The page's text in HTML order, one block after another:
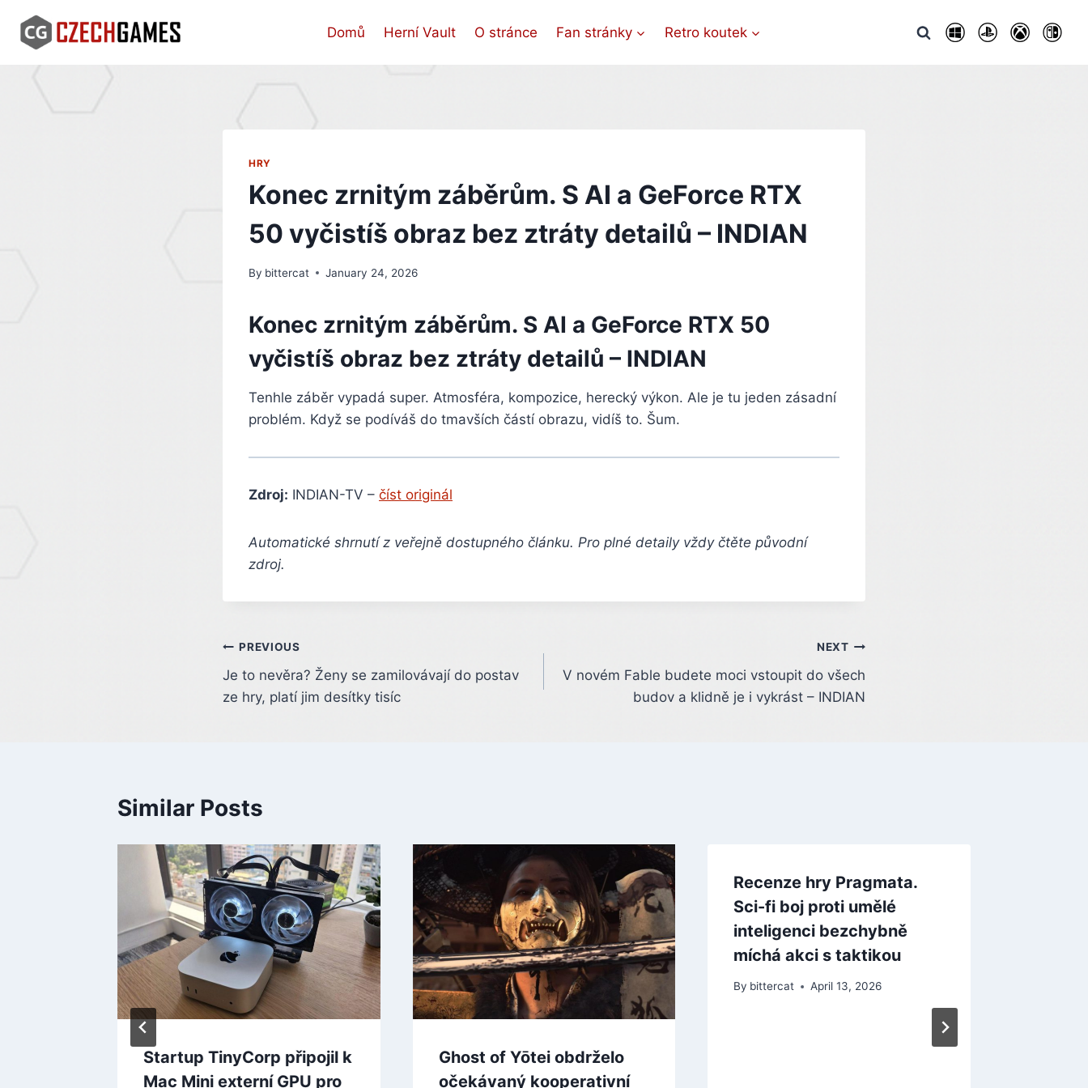
content
Domů Herní Vault O stránce Fan stránky Retro koutek
HRY
Konec zrnitým záběrům. S AI a GeForce RTX
50 vyčistíš obraz bez ztráty detailů – INDIAN
By bittercat January 24, 2026
Konec zrnitým záběrům. S AI a GeForce RTX 50
vyčistíš obraz bez ztráty detailů – INDIAN
Tenhle záběr vypadá super. Atmosféra, kompozice, herecký výkon. Ale je tu jeden zásadní
problém. Když se podíváš do tmavších částí obrazu, vidíš to. Šum.
Zdroj: INDIAN-TV – číst originál
Automatické shrnutí z veřejně dostupného článku. Pro plné detaily vždy čtěte původní
zdroj.
Post
navigation
PREVIOUS
Je to nevěra? Ženy se zamilovávají do postav
ze hry, platí jim desítky tisíc
NEXT
V novém Fable budete moci vstoupit do všech
budov a klidně je i vykrást – INDIAN
Similar Posts
Startup TinyCorp připojil k
Mac Mini externí GPU pro
Ghost of Yōtei obdrželo
očekávaný kooperativní
Recenze hry Pragmata.
Sci-fi boj proti umělé
inteligenci bezchybně
míchá akci s taktikou
By bittercat April 13, 2026